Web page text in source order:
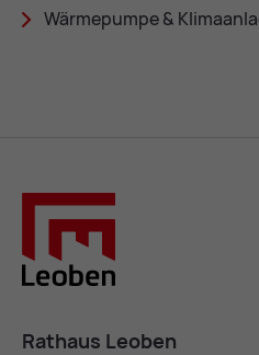
Wär­me­pum­pe &
Rathaus Leoben